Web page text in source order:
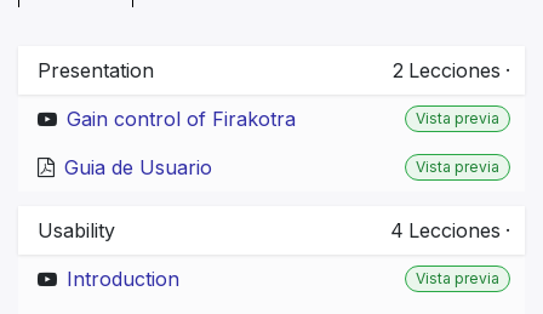
Presentation 2 Lecciones ·
Gain control of Firakotra
Vista previa
Guia de Usuario Vista previa
Usability 4 Lecciones ·
Introduction
Vista previa